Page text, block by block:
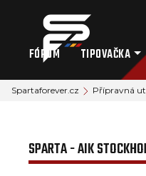
FÓRUM TIPOVAČKA
Spartaforever.cz Přípravná
SPARTA - AIK